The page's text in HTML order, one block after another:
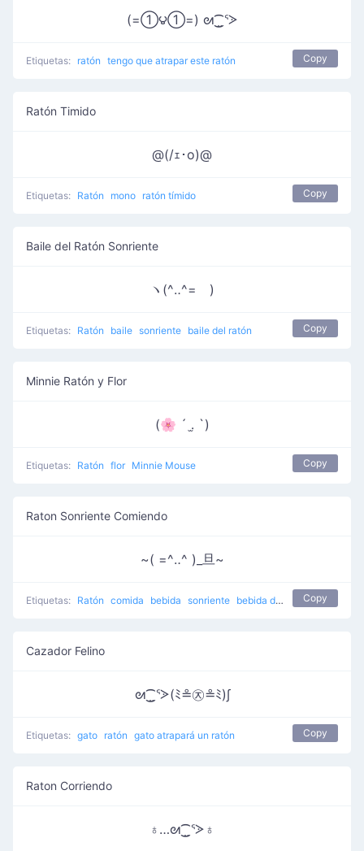
(=①౪①=) ᘛ⁐̤ᕐᐷ
Etiquetas: ratón tengo que atrapar este ratón Copy
Ratón Timido
@(/ｪ･o)@
Etiquetas: Ratón mono ratón tímido Copy
Baile del Ratón Sonriente
ヽ(^‥^=ゞ)
Etiquetas: Ratón baile sonriente baile del ratón Copy
Minnie Ratón y Flor
(🌸 ´ ․̫ `)
Etiquetas: Ratón flor Minnie Mouse Copy
Raton Sonriente Comiendo
~( =^‥^ )_旦~
Etiquetas: Ratón comida bebida sonriente bebida del ratón Copy
Cazador Felino
ᘛ⁐̤ᕐᐷ(ﾐ≗㉨≗ﾐ)∫
Etiquetas: gato ratón gato atrapará un ratón Copy
Raton Corriendo
♁…ᘛ⁐̤ᕐᐷ♁